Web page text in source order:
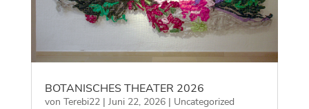
BOTANISCHES THEATER 2026
von Terebi22| Juni 22, 2026| Uncategorized